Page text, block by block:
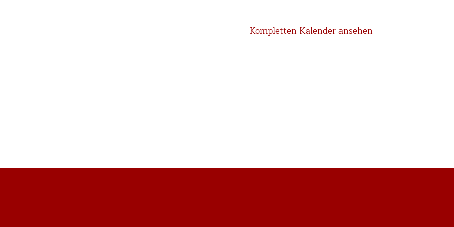
Kompletten Kalender ansehen